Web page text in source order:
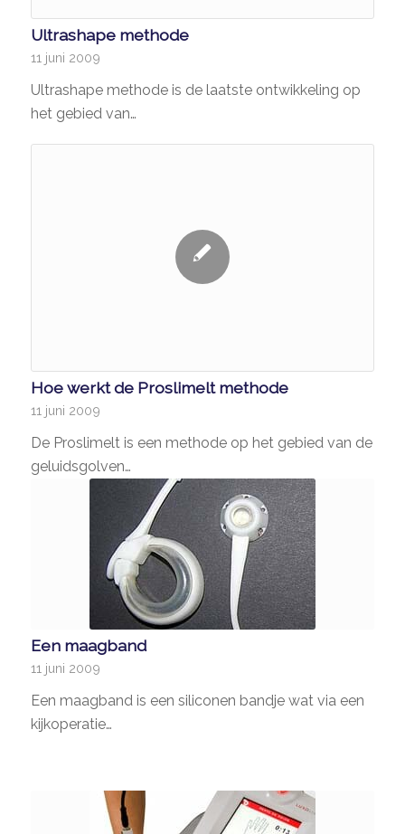
Ultrashape methode
11 juni 2009
Ultrashape methode is de laatste ontwikkeling op
het gebied van…
Hoe werkt de Proslimelt methode
11 juni 2009
De Proslimelt is een methode op het gebied van de
geluidsgolven…
Een maagband
11 juni 2009
Een maagband is een siliconen bandje wat via een
kijkoperatie…